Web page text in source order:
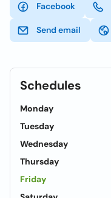
Facebook
Send email
Schedules
Monday
Tuesday
Wednesday
Thursday
Friday